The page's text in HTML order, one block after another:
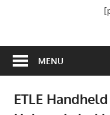
MENU
ETLE